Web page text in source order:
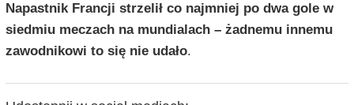
Napastnik Francji strzelił co najmniej po dwa gole w
siedmiu meczach na mundialach – żadnemu innemu
zawodnikowi to się nie udało.